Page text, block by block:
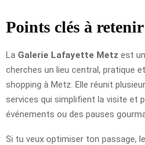
Points clés à retenir
La Galerie Lafayette Metz est
cherches un lieu central, pratique
shopping à Metz. Elle réunit
services qui simplifient la visite et
événements ou des pauses
Si tu veux optimiser ton passage,